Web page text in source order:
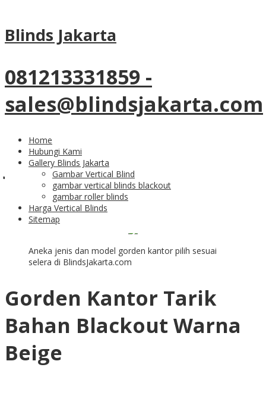
Blinds Jakarta
081213331859 -
sales@blindsjakarta.com
Home
Hubungi Kami
Gallery Blinds Jakarta
Gambar Vertical Blind
gambar vertical blinds blackout
gambar roller blinds
Harga Vertical Blinds
Sitemap
Tag Archives:
tarik di Bekasi
22 Apr
Model Gorden Kantor
Tarik Pasang Di
Jababeka Cikarang
Bekasi
Aneka jenis dan model gorden kantor pilih sesuai
selera di BlindsJakarta.com
Gorden Kantor Tarik
Bahan Blackout Warna
Beige